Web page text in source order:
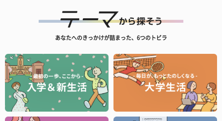
あなたへのきっかけが詰まった、6つのトビラ